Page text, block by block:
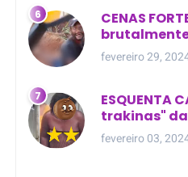
CENAS
golpes de
fevereiro 29,
ESQUENTA
trakinas"
meio da rua
fevereiro 03,